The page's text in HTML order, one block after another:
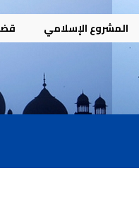
المشروع الإسلامي